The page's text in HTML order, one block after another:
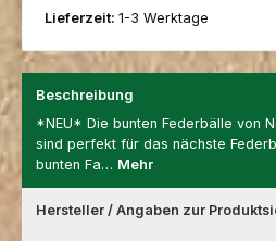
Lieferzeit: 1-3 Werktage
Beschreibung
*NEU* Die bunten Federbälle von
sind perfekt für das nächste
bunten Fa… Mehr
Hersteller / Angaben zur